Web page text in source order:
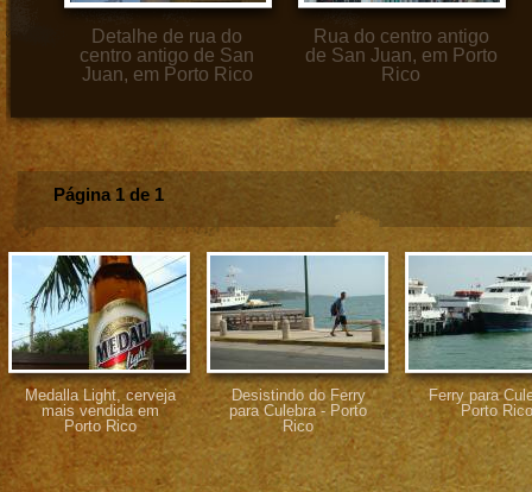
Detalhe de rua do
centro antigo de San
Juan, em Porto Rico
Rua do centro antigo
de San Juan, em Porto
Rico
Página 1 de 1
Medalla Light, cerveja
mais vendida em
Porto Rico
Desistindo do Ferry
para Culebra - Porto
Rico
Ferry para
Porto Rico